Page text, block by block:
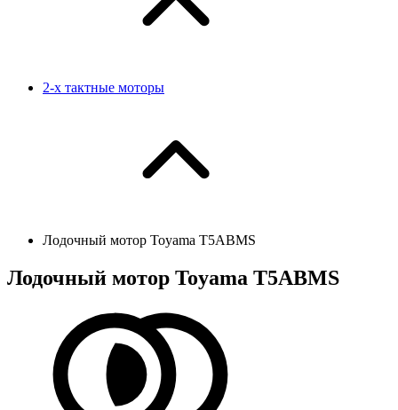
2-х тактные моторы
Лодочный мотор Toyama T5ABMS
Лодочный мотор Toyama T5ABMS